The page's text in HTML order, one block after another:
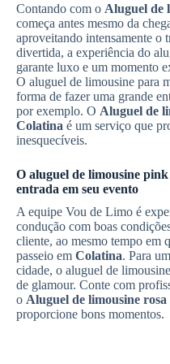
Contando com o Aluguel de
começa antes mesmo da
aproveitando intensamente o
divertida, a experiência do
garante luxo e um momento
O aluguel de limousine para
forma de fazer uma grande
por exemplo. O Aluguel de
Colatina é um serviço que
inesquecíveis.
O aluguel de limousine
entrada em seu evento
A equipe Vou de Limo é
condução com boas
cliente, ao mesmo tempo em
passeio em Colatina. Para
cidade, o aluguel de
de glamour. Conte com
o Aluguel de limousine rosa
proporcione bons momentos.